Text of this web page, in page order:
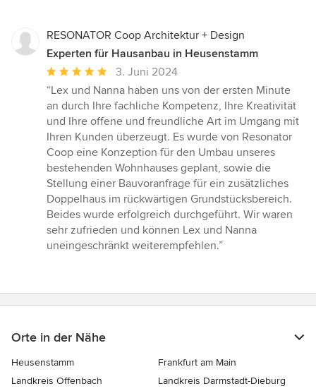
RESONATOR Coop Architektur + Design
Experten für Hausanbau in Heusenstamm
Durchschnittliche
Bewertung:
5
von
5
Sternen
3. Juni 2024
“Lex und Nanna haben uns von der ersten Minute
an durch Ihre fachliche Kompetenz, Ihre Kreativität
und Ihre offene und freundliche Art im Umgang mit
Ihren Kunden überzeugt. Es wurde von Resonator
Coop eine Konzeption für den Umbau unseres
bestehenden Wohnhauses geplant, sowie die
Stellung einer Bauvoranfrage für ein zusätzliches
Doppelhaus im rückwärtigen Grundstücksbereich.
Beides wurde erfolgreich durchgeführt. Wir waren
sehr zufrieden und können Lex und Nanna
uneingeschränkt weiterempfehlen.”
Orte in der Nähe
Heusenstamm
Frankfurt am Main
Landkreis Offenbach
Landkreis Darmstadt-Dieburg